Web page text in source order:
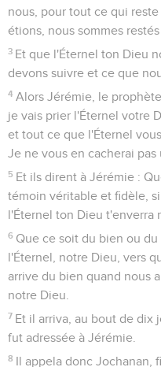
nous, pour tout ce qui
étions, nous sommes
3 Et que l'Éternel ton Dieu
devons suivre et ce que
4 Alors Jérémie, le
je vais prier l'Éternel votre
et tout ce que l'Éternel
Je ne vous en cacherai pas
5 Et ils dirent à Jérémie :
témoin véritable et fidèle,
l'Éternel ton Dieu t'enverra
6 Que ce soit du bien ou
l'Éternel, notre Dieu, vers
arrive du bien quand nous
notre Dieu.
7 Et il arriva, au bout de dix
fut adressée à Jérémie.
8 Il appela donc Jochanan,